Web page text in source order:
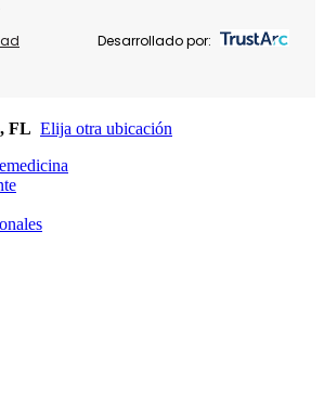
Desarrollado por:
FL Elija otra ubicación